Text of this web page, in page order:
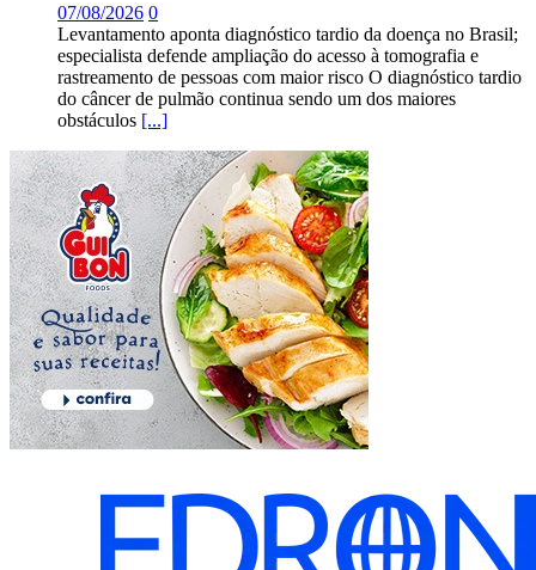
07/08/2026 0
Levantamento aponta diagnóstico tardio da doença no Brasil;
especialista defende ampliação do acesso à tomografia e
rastreamento de pessoas com maior risco O diagnóstico tardio
do câncer de pulmão continua sendo um dos maiores
obstáculos [...]